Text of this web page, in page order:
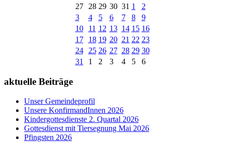
27
28 29 30 31 1
2
3
4 5 6 7 8
9
10
11 12 13 14 15 16
17
18 19 20 21 22 23
24
25 26 27 28 29 30
31
1 2 3 4 5 6
aktuelle Beiträge
Unser Gemeindeprofil
Unsere KonfirmandInnen 2026
Kindergottesdienste 2. Quartal 2026
Gottesdienst mit Tiersegnung Mai 2026
Pfingsten 2026